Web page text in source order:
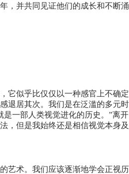
并共同见证他们的成长和不断涌
它似乎比仅仅以一种感官上不确
退居其次。我们是在泛滥的多元
一部人类视觉进化的历史。”离
但是我始终还是相信视觉本身及
艺术。我们应该逐渐地学会正视